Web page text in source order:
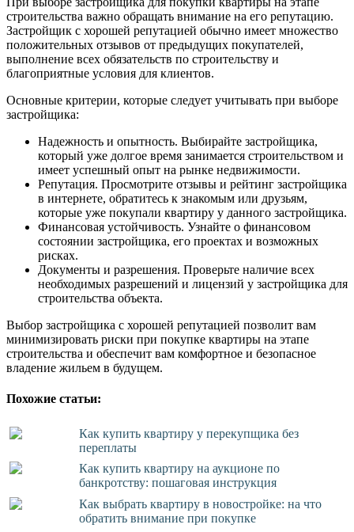
строительства важно обращать внимание на его репутацию.
Застройщик с хорошей репутацией обычно имеет множество
положительных отзывов от предыдущих покупателей,
выполнение всех обязательств по строительству и
благоприятные условия для клиентов.
Основные критерии, которые следует учитывать при выборе
застройщика:
Надежность и опытность. Выбирайте застройщика,
который уже долгое время занимается строительством и
имеет успешный опыт на рынке недвижимости.
Репутация. Просмотрите отзывы и рейтинг застройщика
в интернете, обратитесь к знакомым или друзьям,
которые уже покупали квартиру у данного застройщика.
Финансовая устойчивость. Узнайте о финансовом
состоянии застройщика, его проектах и возможных
рисках.
Документы и разрешения. Проверьте наличие всех
необходимых разрешений и лицензий у застройщика для
строительства объекта.
Выбор застройщика с хорошей репутацией позволит вам
минимизировать риски при покупке квартиры на этапе
строительства и обеспечит вам комфортное и безопасное
владение жильем в будущем.
Похожие статьи:
Как купить квартиру у перекупщика без
переплаты
Как купить квартиру на аукционе по
банкротству: пошаговая инструкция
Как выбрать квартиру в новостройке: на что
обратить внимание при покупке